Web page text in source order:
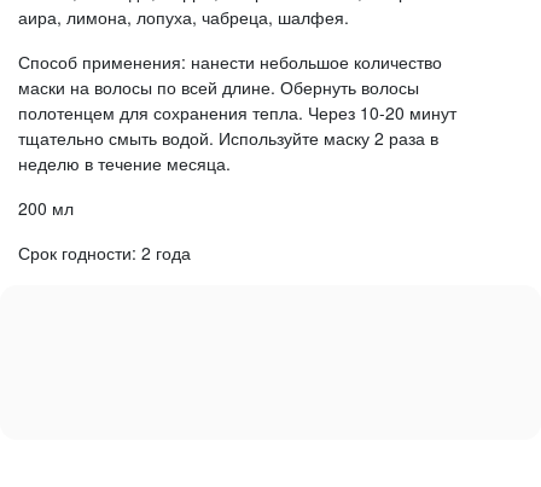
аира, лимона, лопуха, чабреца, шалфея.
Способ применения: нанести небольшое количество
маски на волосы по всей длине. Обернуть волосы
полотенцем для сохранения тепла. Через 10-20 минут
тщательно смыть водой. Используйте маску 2 раза в
неделю в течение месяца.
200 мл
Срок годности: 2 года